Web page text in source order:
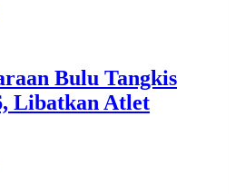
Bulu Tangkis
Libatkan Atlet